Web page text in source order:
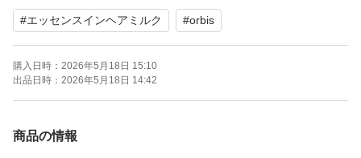
#エッセンスインヘアミルク #orbis
購入日時： 2026年5月18日 15:10
出品日時： 2026年5月18日 14:42
商品の情報